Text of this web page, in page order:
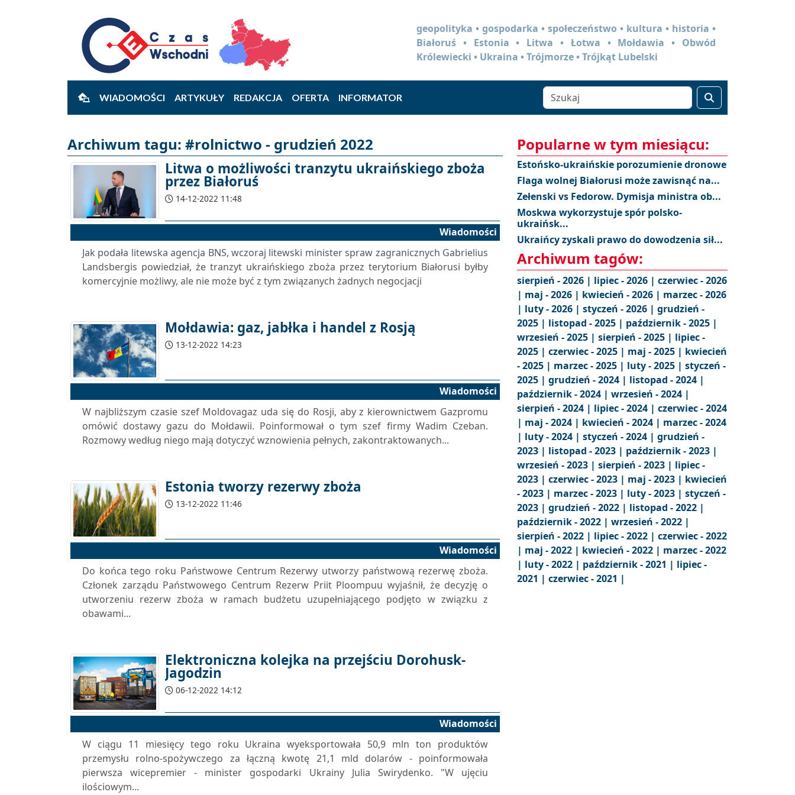
geopolityka • gospodarka • społeczeństwo • kultura • historia •
Białoruś • Estonia • Litwa • Łotwa • Mołdawia • Obwód
Królewiecki • Ukraina • Trójmorze • Trójkąt Lubelski
WIADOMOŚCI ARTYKUŁY REDAKCJA OFERTA INFORMATOR
Archiwum tagu: #rolnictwo - grudzień 2022
Litwa o możliwości tranzytu ukraińskiego zboża
przez Białoruś
14-12-2022 11:48
Wiadomości
Jak podała litewska agencja BNS, wczoraj litewski minister spraw zagranicznych Gabrielius
Landsbergis powiedział, że tranzyt ukraińskiego zboża przez terytorium Białorusi byłby
komercyjnie możliwy, ale nie może być z tym związanych żadnych negocjacji
Mołdawia: gaz, jabłka i handel z Rosją
13-12-2022 14:23
Wiadomości
W najbliższym czasie szef Moldovagaz uda się do Rosji, aby z kierownictwem Gazpromu
omówić dostawy gazu do Mołdawii. Poinformował o tym szef firmy Wadim Czeban.
Rozmowy według niego mają dotyczyć wznowienia pełnych, zakontraktowanych...
Estonia tworzy rezerwy zboża
13-12-2022 11:46
Wiadomości
Do końca tego roku Państwowe Centrum Rezerwy utworzy państwową rezerwę zboża.
Członek zarządu Państwowego Centrum Rezerw Priit Ploompuu wyjaśnił, że decyzję o
utworzeniu rezerw zboża w ramach budżetu uzupełniającego podjęto w związku z
obawami...
Elektroniczna kolejka na przejściu Dorohusk-
Jagodzin
06-12-2022 14:12
Wiadomości
W ciągu 11 miesięcy tego roku Ukraina wyeksportowała 50,9 mln ton produktów
przemysłu rolno-spożywczego za łączną kwotę 21,1 mld dolarów - poinformowała
pierwsza wicepremier - minister gospodarki Ukrainy Julia Swirydenko. "W ujęciu
ilościowym...
Popularne w tym miesiącu:
Estońsko-ukraińskie porozumienie dronowe
Flaga wolnej Białorusi może zawisnąć na...
Zełenski vs Fedorow. Dymisja ministra ob...
Moskwa wykorzystuje spór polsko-
ukraińsk...
Ukraińcy zyskali prawo do dowodzenia sił...
Archiwum tagów:
sierpień - 2026 | lipiec - 2026 | czerwiec - 2026
| maj - 2026 | kwiecień - 2026 | marzec - 2026
| luty - 2026 | styczeń - 2026 | grudzień -
2025 | listopad - 2025 | październik - 2025 |
wrzesień - 2025 | sierpień - 2025 | lipiec -
2025 | czerwiec - 2025 | maj - 2025 | kwiecień
- 2025 | marzec - 2025 | luty - 2025 | styczeń -
2025 | grudzień - 2024 | listopad - 2024 |
październik - 2024 | wrzesień - 2024 |
sierpień - 2024 | lipiec - 2024 | czerwiec - 2024
| maj - 2024 | kwiecień - 2024 | marzec - 2024
| luty - 2024 | styczeń - 2024 | grudzień -
2023 | listopad - 2023 | październik - 2023 |
wrzesień - 2023 | sierpień - 2023 | lipiec -
2023 | czerwiec - 2023 | maj - 2023 | kwiecień
- 2023 | marzec - 2023 | luty - 2023 | styczeń -
2023 | grudzień - 2022 | listopad - 2022 |
październik - 2022 | wrzesień - 2022 |
sierpień - 2022 | lipiec - 2022 | czerwiec - 2022
| maj - 2022 | kwiecień - 2022 | marzec - 2022
| luty - 2022 | październik - 2021 | lipiec -
2021 | czerwiec - 2021 |